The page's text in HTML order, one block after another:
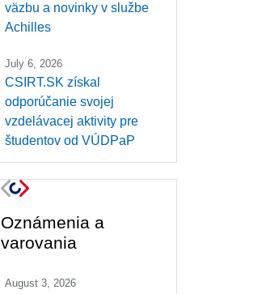
väzbu a novinky v službe
Achilles
July 6, 2026
CSIRT.SK získal
odporúčanie svojej
vzdelávacej aktivity pre
študentov od VÚDPaP
Oznámenia a
varovania
August 3, 2026